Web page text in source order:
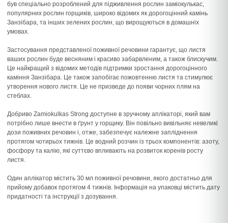
був спеціально розроблений для підживлення рослин заміокулькас,
популярних рослин горщиків, широко відомих як дорогоцінний камінь
Занзібара, та інших зелених рослин, що вирощуються в домашніх
умовах.
Застосування представленої поживної речовини гарантує, що листя
ваших рослин буде весняним і красиво забарвленим, а також блискучим.
Це найкращий з відомих методів підтримки зростання дорогоцінного
каміння Занзібара. Це також запобігає пожовтенню листя та стимулює
утворення нового листя. Це не призведе до появи чорних плям на
стеблах.
Добриво Zamiokulkas Strong доступне в зручному аплікаторі, який вам
потрібно лише внести в ґрунт у горщику. Він повільно вивільняє невеликі
дози поживних речовин і, отже, забезпечує належне запліднення
протягом чотирьох тижнів. Це водний розчин із трьох компонентів: азоту,
фосфору та калію, які суттєво впливають на розвиток коренів росту
листя.
Один аплікатор містить 30 мл поживної речовини, якого достатньо для
прийому добавок протягом 4 тижнів. Інформація на упаковці містить дату
придатності та інструкції з дозування.